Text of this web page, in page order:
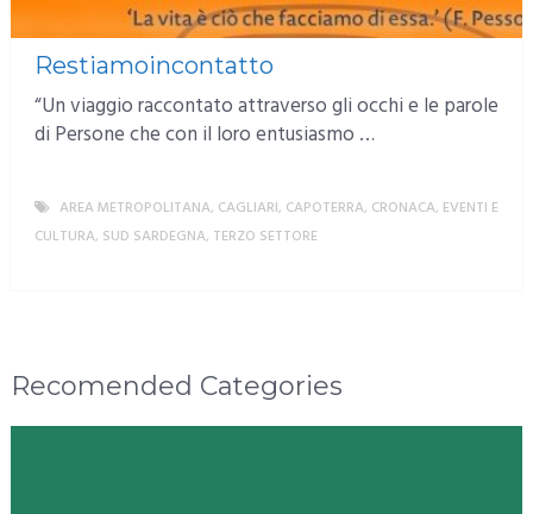
Restiamoincontatto
“Un viaggio raccontato attraverso gli occhi e le parole
di Persone che con il loro entusiasmo …
AREA METROPOLITANA, CAGLIARI, CAPOTERRA, CRONACA, EVENTI E
CULTURA, SUD SARDEGNA, TERZO SETTORE
Recomended Categories